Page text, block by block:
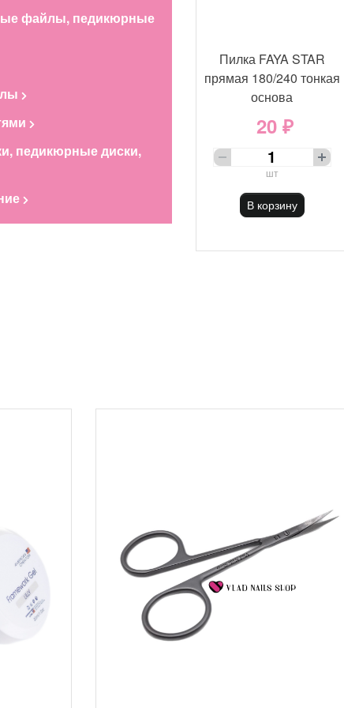
файлы, педикюрные
педикюрные диски,
Пилка FAYA STAR
прямая 180/240 тонкая
основа
20 ₽
шт
В корзину